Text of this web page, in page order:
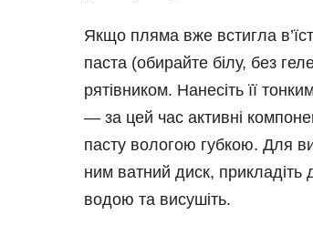
Якщо пляма вже встигла
паста (обирайте білу, без
рятівником. Нанесіть її
— за цей час активні
пасту вологою губкою. Для
ним ватний диск,
водою та висушіть.